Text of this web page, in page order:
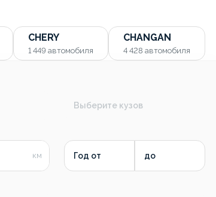
CHERY
1 449 автомобиля
CHANGAN
4 428 автомобиля
Выберите кузов
Год от до